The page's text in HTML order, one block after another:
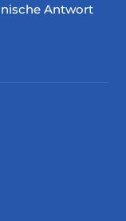
Antwort